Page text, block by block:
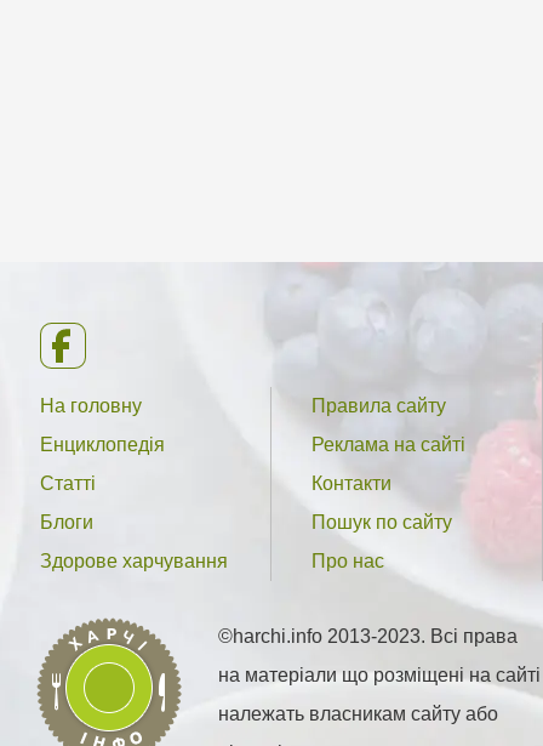
На головну
Енциклопедія
Статті
Блоги
Здорове харчування
Правила сайту
Реклама на сайті
Контакти
Пошук по сайту
Про нас
©harchi.info 2013-2023. Всі права
на матеріали що розміщені на сайті
належать власникам сайту або